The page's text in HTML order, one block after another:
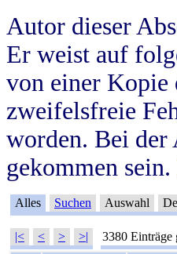
Autor dieser
Er weist auf
von einer Kopie
zweifelsfreie
worden. Bei der
gekommen
Alles Suchen Auswahl
|< < > >| 3380 Einträge